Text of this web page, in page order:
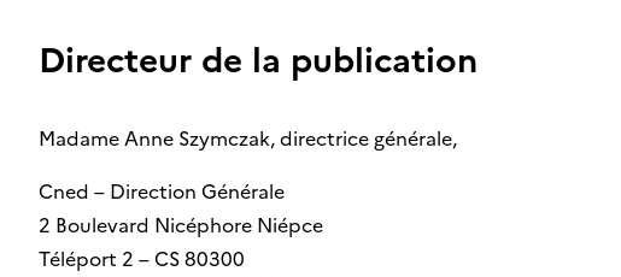
Directeur de la publication
Madame Anne Szymczak, directrice générale,
Cned – Direction Générale
2 Boulevard Nicéphore Niépce
Téléport 2 – CS 80300